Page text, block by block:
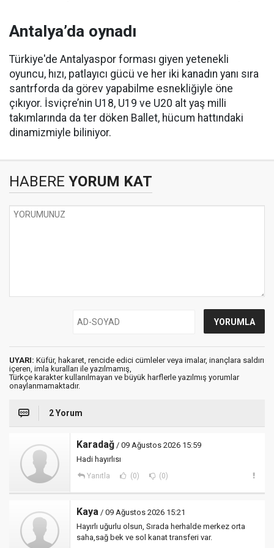
Antalya’da oynadı
Türkiye'de Antalyaspor forması giyen yetenekli
oyuncu, hızı, patlayıcı gücü ve her iki kanadın yanı sıra
santrforda da görev yapabilme esnekliğiyle öne
çıkıyor. İsviçre’nin U18, U19 ve U20 alt yaş milli
takımlarında da ter döken Ballet, hücum hattındaki
dinamizmiyle biliniyor.
HABERE YORUM KAT
UYARI: Küfür, hakaret, rencide edici cümleler veya imalar, inançlara saldırı
içeren, imla kuralları ile yazılmamış,
Türkçe karakter kullanılmayan ve büyük harflerle yazılmış yorumlar
onaylanmamaktadır.
2 Yorum
Karadağ / 09 Ağustos 2026 15:59
Hadi hayırlısı
Yanıtla (0) (0)
Kaya / 09 Ağustos 2026 15:21
Hayırlı uğurlu olsun, Sırada herhalde merkez orta
saha,sağ bek ve sol kanat transferi var.